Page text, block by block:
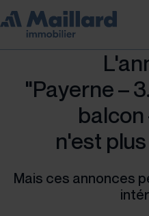
"Payerne –
balcon
n'est
Mais ces annonces